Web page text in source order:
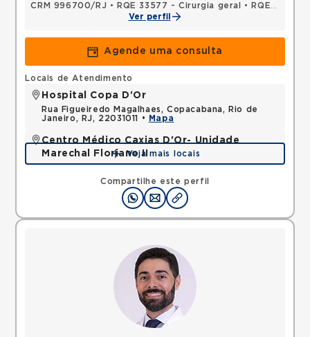
CRM 996700/RJ • RQE 33577 - Cirurgia geral •
RQE 33578 - Cirurgia torácica
Ver perfil
Agende uma consulta
Compartilhe este perfil
Locais de Atendimento
Hospital Copa D'Or
Rua Figueiredo Magalhaes, Copacabana, Rio de
Janeiro, RJ, 22031011 •
Mapa
Centro Médico Caxias D'Or- Unidade
Marechal Floriano II
Avenida Perimetral Marechal Floriano, Jardim Vinte
e Cinco de Agosto, Duque de Caxias, RJ,
25075025 •Mapa
Veja mais locais